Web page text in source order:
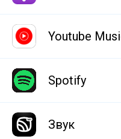
Youtube
Spotify
Звук